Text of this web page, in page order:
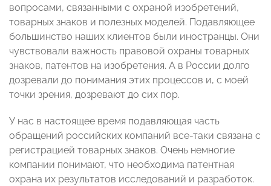
вопросами, связанными с охраной изобретений,
товарных знаков и полезных моделей. Подавляющее
большинство наших клиентов были иностранцы. Они
чувствовали важность правовой охраны товарных
знаков, патентов на изобретения. А в России долго
дозревали до понимания этих процессов и, с моей
точки зрения, дозревают до сих пор.
У нас в настоящее время подавляющая часть
обращений российских компаний все-таки связана с
регистрацией товарных знаков. Очень немногие
компании понимают, что необходима патентная
охрана их результатов исследований и разработок.